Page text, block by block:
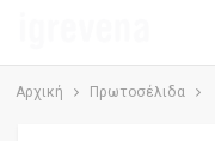
Αρχική Πρωτοσέλιδα